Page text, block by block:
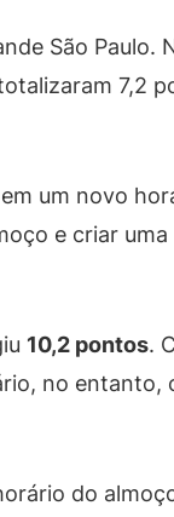
São Paulo.
7,2
um novo
e criar
10,2 pontos.
no entanto,
do